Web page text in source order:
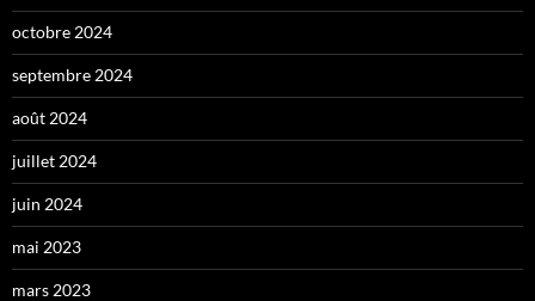
octobre 2024
septembre 2024
août 2024
juillet 2024
juin 2024
mai 2023
mars 2023